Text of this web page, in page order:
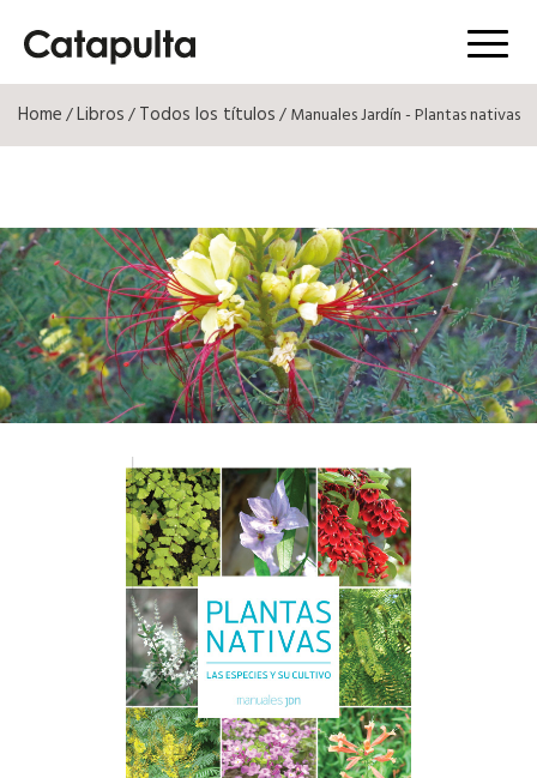
Menú
Home/Libros/Todos los títulos/ Manuales Jardín - Plantas nativas